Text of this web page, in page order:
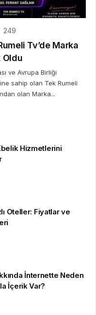
249
Tv’de Marka
Oldu
ve Avrupa Birliği
sahip olan Tek Rumeli
olan Marka...
Hizmetlerini
Oteller: Fiyatlar ve
İnternette Neden
İçerik Var?